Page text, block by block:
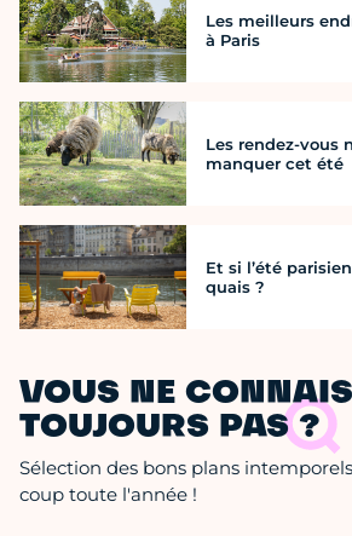
Les meilleurs
à Paris
Les rendez-vous
manquer cet été
Et si l’été
quais ?
VOUS NE
TOUJOURS PAS ?
Sélection des bons plans
coup toute l'année !